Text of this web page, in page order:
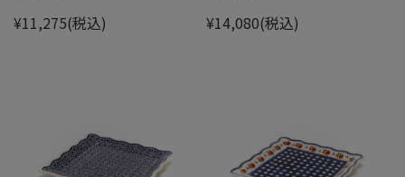
¥11,275(税込) ¥14,080(税込)